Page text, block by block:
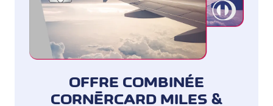
OFFRE COMBINÉE
CORNÈRCARD MILES &